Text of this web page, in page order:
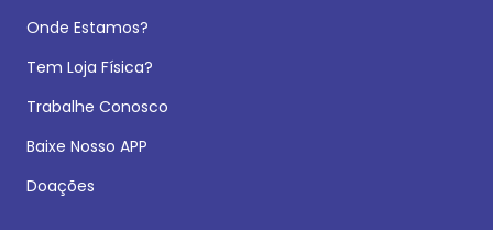
Onde Estamos?
Tem Loja Física?
Trabalhe Conosco
Baixe Nosso APP
Doações